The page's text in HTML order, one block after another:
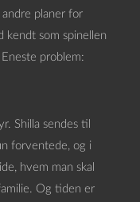
planer for
kendt som spinellen
problem:
Shilla sendes til
forventede, og i
hvem man skal
Og tiden er